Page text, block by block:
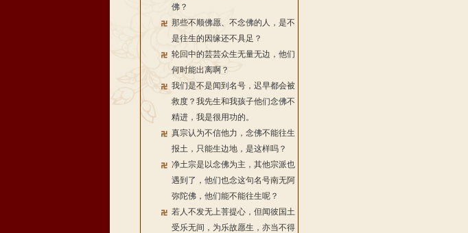
佛？
那些不顺佛愿、不念佛的人，是不
是往生的因缘还不具足？
轮回中的芸芸众生无量无边，他们
何时能出离啊？
我们是不是闻到名号，迟早都会被
救度？我先生和我孩子他们念佛不
精进，我是很用功的。
真宗认为不信他力，念佛不能往生
报土，只能生边地，是这样吗？
净土宗是以念佛为主，其他宗派也
遇到了，他们也念这句名号南无阿
弥陀佛，他们能不能往生呢？
若人不发无上菩提心，但闻彼国土
受乐无间，为乐故愿生，亦当不得